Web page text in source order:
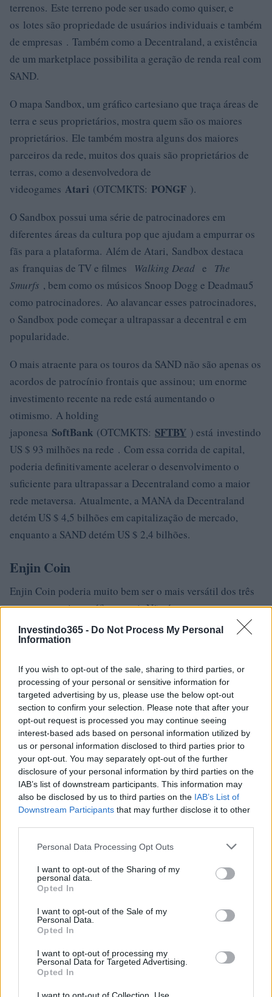
Investindo365 - Do Not Process My Personal
Information
If you wish to opt-out of the sale, sharing to third parties, or
processing of your personal or sensitive information for
targeted advertising by us, please use the below opt-out
section to confirm your selection. Please note that after your
opt-out request is processed you may continue seeing
interest-based ads based on personal information utilized by
us or personal information disclosed to third parties prior to
your opt-out. You may separately opt-out of the further
disclosure of your personal information by third parties on the
IAB’s list of downstream participants. This information may
also be disclosed by us to third parties on the IAB’s List of
Downstream Participants that may further disclose it to other
Please note that this website/app uses one or more Google
not limited to your visit or usage behaviour. You may click to
grant or deny consent to Google and its third-party tags to
use your data for below specified purposes in below Google
consent section.
Personal Data Processing Opt Outs
I want to opt-out of the Sharing of my
personal data.
Opted In
I want to opt-out of the Sale of my
Personal Data.
Opted In
I want to opt-out of processing my
Personal Data for Targeted Advertising.
Opted In
terrenos. Este terreno pode ser usado como quiser, e
os lotes são propriedade de usuários individuais e também
de empresas . Também como a Decentraland, a existência
de um marketplace possibilita a geração de renda real com
SAND.
O mapa Sandbox, um gráfico cartesiano que traça áreas de
terra e seus proprietários, mostra quem são os maiores
proprietários. Ele também mostra alguns dos maiores
parceiros da rede, muitos dos quais são proprietários de
terras, como a desenvolvedora de
videogames Atari (OTCMKTS: PONGF ).
O Sandbox possui uma série de patrocinadores em
diferentes áreas da cultura pop que ajudam a empurrar os
fãs para a plataforma. Além de Atari, Sandbox destaca
as franquias de TV e filmes Walking Dead e The
Smurfs , bem como os músicos Snoop Dogg e Deadmau5
como patrocinadores. Ao alavancar esses patrocinadores,
o Sandbox pode começar a ultrapassar a decentral e em
popularidade.
O mais atraente para os touros da SAND não são apenas os
acordos de patrocínio frontais que assinou; um enorme
investimento recente na rede está aumentando o
otimismo. A holding
japonesa SoftBank (OTCMKTS: SFTBY ) está investindo
US $ 93 milhões na rede . Com essa corrida de capital,
poderia definitivamente acelerar o desenvolvimento o
suficiente para ultrapassar a Decentraland como a maior
rede metaversa. Atualmente, a MANA da Decentraland
detém US $ 4,5 bilhões em capitalização de mercado,
enquanto a SAND detém US $ 2,4 bilhões.
Enjin Coin
Enjin Coin poderia muito bem ser o mais versátil dos três
metaversos criptográficos aqui. Não é um metaverso no
sentido tradicional; em vez disso, ele combina jogos de
blockchain e metaverso em um produto híbrido exclusivo.
A rede Enjin é igual a Decentraland ou Sandbox. Não há
lotes de terreno e não há como andar por aí como um
avatar virtual. Em vez disso, Enjin é uma plataforma de
jogos onde os usuários entram em diferentes espaços de
jogo e interagem uns com os outros através do jogo. A
rede oferece uma variedade de jogos diferentes, todos
girando em torno da construção de coleções de tokens não
fungíveis (NFTs) e de usá-los para vencer outros
jogadores. Isso pode lembrar oAxie Infinity(CCC:AXS-
USD
usuários criam criaturas NFT para treinar e explorar. No
tipo de jogo, há mais opções para os usuários.
últimos dias. Muito disso está vinculado ao seu fundo
metaversoEfinity
plataforma de criação de NFT próxima à rede principal
Enjin. Com seu novo investimento de $ 100 milhões na